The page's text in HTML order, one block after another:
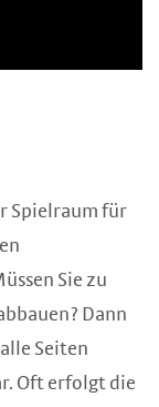
Spielraum für
Sie zu
Dann
Seiten
Oft erfolgt die